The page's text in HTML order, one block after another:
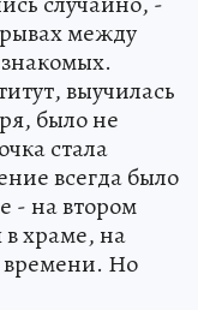
между
выучилась
было не
стала
всегда было
- на втором
храме, на
времени. Но